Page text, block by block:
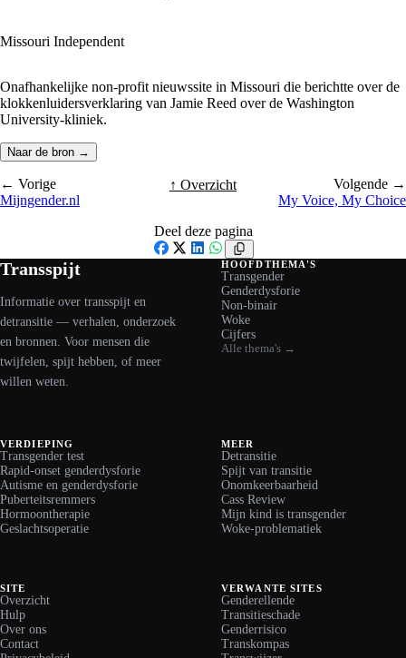
Missouri Independent
Onafhankelijke non-profit nieuwssite in Missouri die berichtte over de
klokkenluidersverklaring van Jamie Reed over de Washington
University-kliniek.
Naar de bron →
← Vorige
Mijngender.nl
↑ Overzicht
Volgende →
My Voice, My Choice
Deel deze pagina
Facebook
X LinkedIn
WhatsApp
Transspijt
Informatie over transspijt en
detransitie — verhalen, onderzoek
en bronnen. Voor mensen die
twijfelen, spijt hebben, of meer
willen weten.
HOOFDTHEMA'S
Transgender
Genderdysforie
Non-binair
Woke
Cijfers
Alle thema's →
VERDIEPING
Transgender test
Rapid-onset genderdysforie
Autisme en genderdysforie
Puberteitsremmers
Hormoontherapie
Geslachtsoperatie
MEER
Detransitie
Spijt van transitie
Onomkeerbaarheid
Cass Review
Mijn kind is transgender
Woke-problematiek
SITE
Overzicht
Hulp
Over ons
Contact
VERWANTE SITES
Genderellende
Transitieschade
Genderrisico
Transkompas